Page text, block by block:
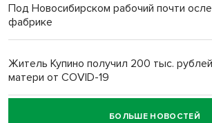
Под Новосибирском рабочий почти
фабрике
Житель Купино получил 200 тыс.
матери от COVID-19
Новосибирский суд наказал водителя за
БОЛЬШЕ НОВОСТЕЙ